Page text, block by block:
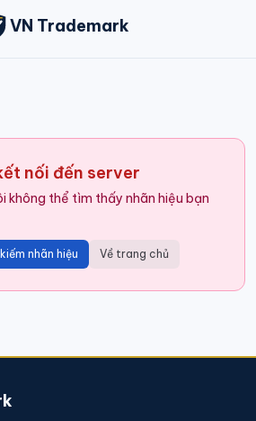
VN Trademark
nối đến server
không thể tìm thấy nhãn hiệu bạn
nhãn hiệu Về trang chủ